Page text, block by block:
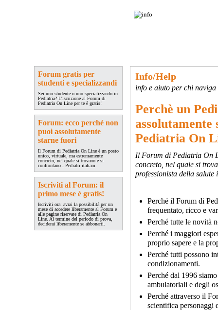
Forum gratis per
studenti e specializzandi
Sei uno studente o uno specializzando in
Pediatria? L'iscrizione al Forum di
Pediatria On Line per te è gratis!
Forum: ecco perché non
puoi assolutamente
starne fuori
Il Forum di Pediatria On Line è un posto
unico, virtuale, ma estremamente
concreto, nel quale si trovano e si
confrontano i Pediatri italiani.
Iscriviti al Forum: il
primo mese è gratis!
Iscriviti ora: avrai la possibilità per un
mese di accedere liberamente al Forum e
alle pagine riservate di Pediatria On
Line. Al termine del periodo di prova,
deciderai liberamente se abbonarti.
Info/Help
info e aiuto per chi
Perchè un
Pediatria On
Il Forum di Pediatria On
concreto, nel quale si
professionista della
Perché il Forum di
frequentato, ricco e
Perché tutte le novità
Perché i maggiori
proprio sapere e la
Perché tutti possono
condizionamenti.
Perché dal 1996
ambulatoriali e degli
Perché attraverso il
scientifica personaggi